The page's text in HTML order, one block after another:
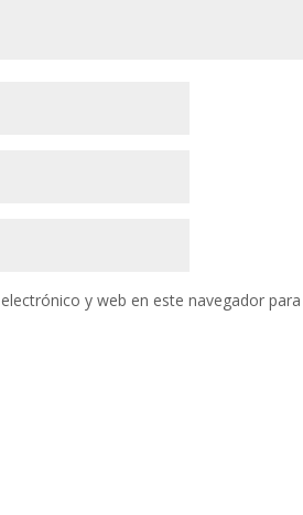
y web en este navegador